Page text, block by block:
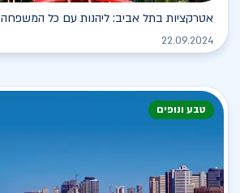
אטרקציות בתל אביב: ליהנות עם כל המשפחה
22.09.2024
טבע ונופים